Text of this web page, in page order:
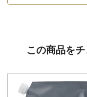
この商品を